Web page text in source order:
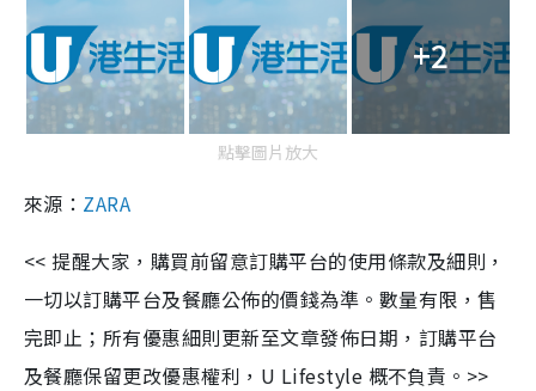
+2
點擊圖片放大
來源： ZARA
<< 提醒大家，購買前留意訂購平台的使用條款及細則，
一切以訂購平台及餐廳公佈的價錢為準。數量有限，售
完即止；所有優惠細則更新至文章發佈日期，訂購平台
及餐廳保留更改優惠權利，U Lifestyle 概不負責。>>